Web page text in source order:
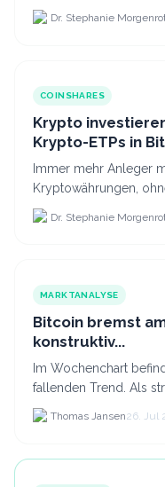
von 880.000 auf etwa
Dr. Stephanie
COINSHARES
Krypto
Krypto-ETPs in
anlegst
Immer mehr Anleger
Kryptowährungen,
Wallet einrichten zu
nicht nur Bitcoin h...
Dr. Stephanie
MARKTANALYSE
Bitcoin bremst
konstruktiv...
Im Wochenchart
fallenden Trend. Als
die Levels TRW-1 bei
80.537...
Thomas Jansen26. Jul